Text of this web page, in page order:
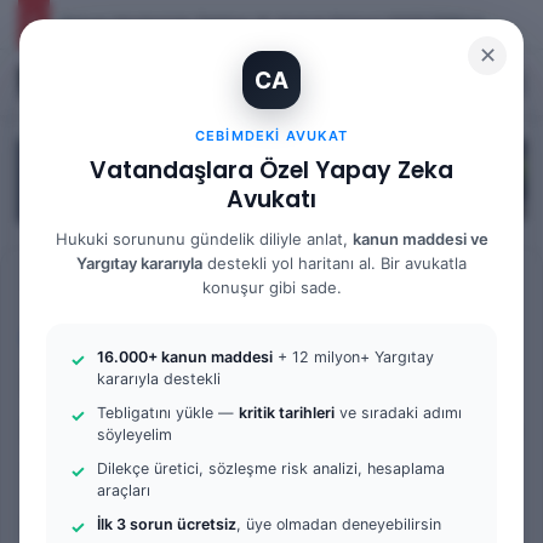
✕
CA
CEBIMDEKI AVUKAT
Vatandaşlara Özel Yapay Zeka
Avukatı
Hukuki sorununu gündelik diliyle anlat, kanun maddesi ve
Yargıtay kararıyla destekli yol haritanı al. Bir avukatla
konuşur gibi sade.
16.000+ kanun maddesi + 12 milyon+ Yargıtay
kararıyla destekli
Tebligatını yükle — kritik tarihleri ve sıradaki adımı
söyleyelim
Dilekçe üretici, sözleşme risk analizi, hesaplama
araçları
İlk 3 sorun ücretsiz, üye olmadan deneyebilirsin
Yargıtay Kararı İncelemesi ve Tanık Beyanları: 9. Hukuk Dairesi 2025/7089 K.
Bilgi Bankası/ Yargıtay Kararları
Kira Borcunda Temerrüt
Nedeniyle Tahliye Şartları ve
Tahliye Tarihinin
Belirlenmesi: 3. Hukuk